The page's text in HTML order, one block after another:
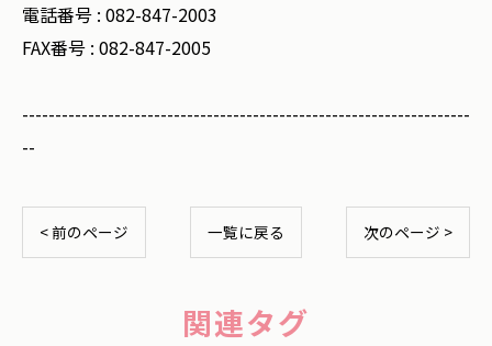
電話番号 : 082-847-2003
FAX番号 : 082-847-2005
--------------------------------------------------------------------
--
< 前のページ 一覧に戻る 次のページ >
関連タグ